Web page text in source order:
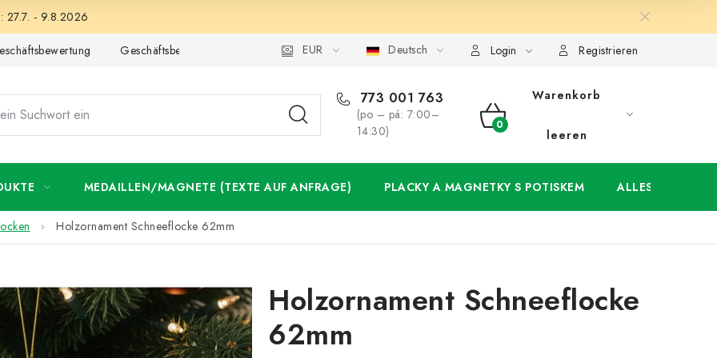
27.7. - 9.8.2026
Geschäftsbedingungen Datenschutzerklärung Großhandel Meine Bestellung
EUR Deutsch Login Registrieren
773 001 763
(po – pá: 7:00–
14:30)
WARENKORB
Warenkorb
leeren
MEDAILLEN/MAGNETE (TEXTE AUF ANFRAGE) PLACKY A MAGNETKY S POTISKEM ALLES FÜR DIE
Holzornament Schneeflocke 62mm
Holzornament Schneeflocke
62mm